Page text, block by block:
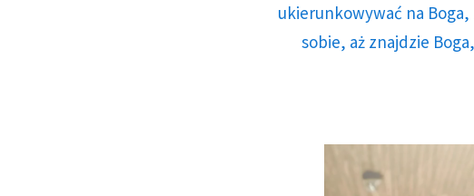
ukierunkowywać na
sobie, aż znajdzie